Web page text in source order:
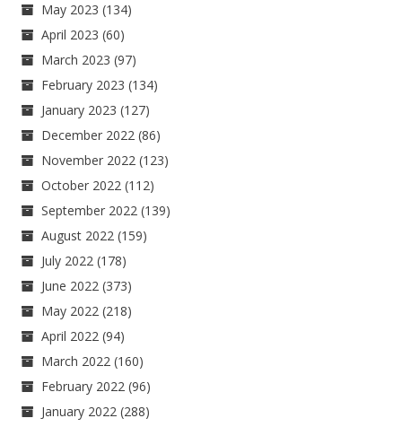
May 2023 (134)
April 2023 (60)
March 2023 (97)
February 2023 (134)
January 2023 (127)
December 2022 (86)
November 2022 (123)
October 2022 (112)
September 2022 (139)
August 2022 (159)
July 2022 (178)
June 2022 (373)
May 2022 (218)
April 2022 (94)
March 2022 (160)
February 2022 (96)
January 2022 (288)